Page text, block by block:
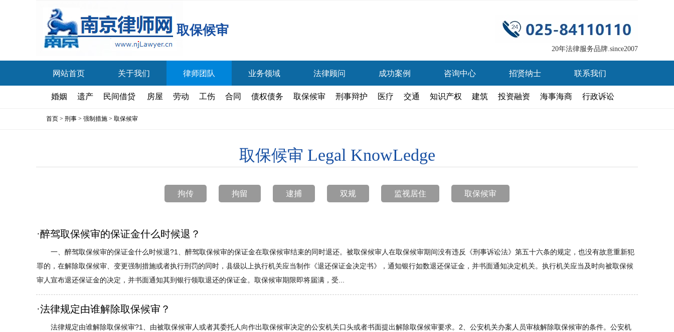
取保候审
20年法律服务品牌.since2007
网站首页 关于我们 律师团队 业务领域 法律顾问 成功案例 咨询中心 招贤纳士 联系我们
婚姻 遗产 民间借贷 房屋 劳动 工伤 合同 债权债务 取保候审 刑事辩护 医疗 交通 知识产权 建筑 投资融资 海事海商 行政诉讼
首页 > 刑事 > 强制措施 > 取保候审
取保候审 Legal KnowLedge
拘传 拘留 逮捕 双规 监视居住 取保候审
·醉驾取保候审的保证金什么时候退？
一、醉驾取保候审的保证金什么时候退?1、醉驾取保候审的保证金在取保候审结束的同时退还。被取保候审人在取保候审期间没有违反《刑事诉讼法》第五十六条的规定，也没有故意重新犯
罪的，在解除取保候审、变更强制措施或者执行刑罚的同时，县级以上执行机关应当制作《退还保证金决定书》，通知银行如数退还保证金，并书面通知决定机关。执行机关应当及时向被取保候
审人宣布退还保证金的决定，并书面通知其到银行领取退还的保证金。取保候审期限即将届满，受...
·法律规定由谁解除取保候审？
法律规定由谁解除取保候审?1、由被取保候审人或者其委托人向作出取保候审决定的公安机关口头或者书面提出解除取保候审要求。2、公安机关办案人员审核解除取保候审的条件。公安机